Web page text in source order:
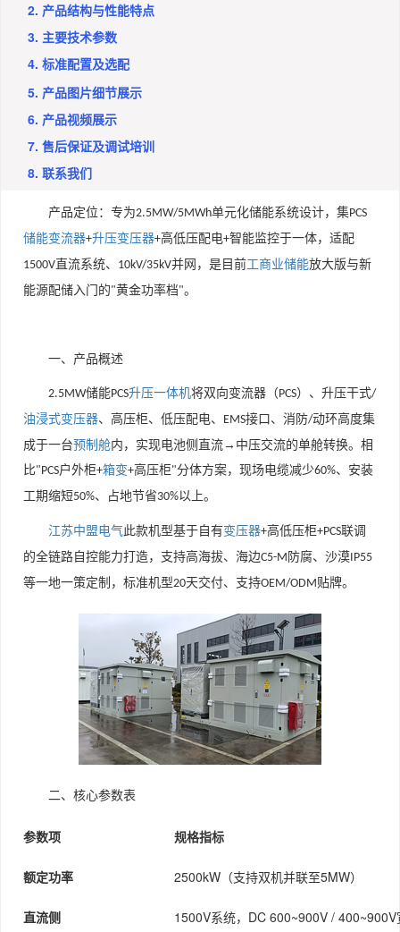
2. 产品结构与性能特点
3. 主要技术参数
4. 标准配置及选配
5. 产品图片细节展示
6. 产品视频展示
7. 售后保证及调试培训
8. 联系我们
产品定位：专为2.5MW/5MWh单元化储能系统设计，集PCS
储能变流器+升压变压器+高低压配电+智能监控于一体，适配
1500V直流系统、 10kV/35kV并网，是目前工商业储能放大版与新
能源配储入门的"黄金功率档"。
一、产品概述
2.5MW储能PCS升压一体机将双向变流器（PCS）、升压干式/
油浸式变压器、高压柜、低压配电、 EMS接口、消防/动环高度集
成于一台预制舱内，实现电池侧直流→中压交流的单舱转换。相
比"PCS户外柜+箱变+高压柜"分体方案，现场电缆减少60%、安装
工期缩短50%、占地节省30%以上。
江苏中盟电气此款机型基于自有变压器+高低压柜+PCS联调
的全链路自控能力打造，支持高海拔、海边C5-M 防腐、沙漠IP55
等一地一策定制，标准机型20天交付、支持OEM/ODM贴牌。
二、核心参数表
参数项 规格指标
额定功率 2500kW（支持双机并联至5MW）
直流侧 1500V系统，DC 600~900V / 400~900V